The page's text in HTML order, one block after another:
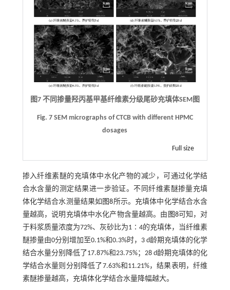
图7 不同掺量羟丙基甲基纤维素分级尾砂充填体SEM图
Fig. 7 SEM micrographs of CTCB with different HPMC
dosages
Full size
掺入纤维素醚的充填体中水化产物的减少，可通过化学结
合水含量的测定结果进一步验证。不同纤维素醚掺量充填
体化学结合水测量结果如 图8所示。充填体中化学结合水含
量越高，说明充填体中水化产物含量越高。由 图8可知，对
于料浆质量浓度为72%、灰砂比为1∶4的充填体，当纤维素
醚掺量由0分别增加至0.1%和0.3%时，3 d龄期充填体的化学
结合水量分别降低了17.87%和23.75%；28 d龄期充填体的化
学结合水量则分别降低了7.63%和11.21%，结果表明，纤维
素醚掺量越高，充填体化学结合水量降幅越大。